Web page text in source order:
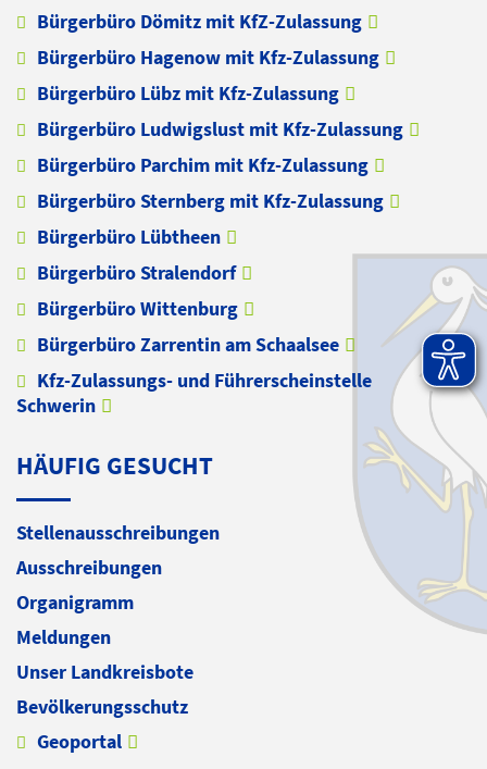
Bürgerbüro Dömitz mit KfZ-Zulassung
Bürgerbüro Hagenow mit Kfz-Zulassung
Bürgerbüro Lübz mit Kfz-Zulassung
Bürgerbüro Ludwigslust mit Kfz-Zulassung
Bürgerbüro Parchim mit Kfz-Zulassung
Bürgerbüro Sternberg mit Kfz-Zulassung
Bürgerbüro Lübtheen
Bürgerbüro Stralendorf
Bürgerbüro Wittenburg
Bürgerbüro Zarrentin am Schaalsee
Kfz-Zulassungs- und Führerscheinstelle
Schwerin
HÄUFIG GESUCHT
Stellenausschreibungen
Ausschreibungen
Organigramm
Meldungen
Unser Landkreisbote
Bevölkerungsschutz
Geoportal